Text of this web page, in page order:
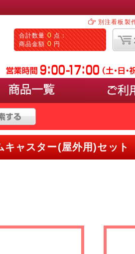
別注看板製
合計数量 0 点：
商品金額 0 円
パネルを載せるタイプ(イー
サンプルなど立体物の展示
キャスター(屋外用)セット